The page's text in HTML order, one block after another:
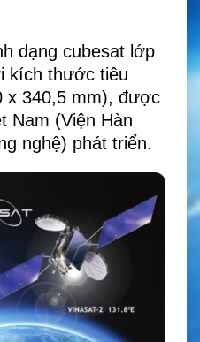
dạng cubesat lớp
kích thước tiêu
x 340,5 mm), được
Nam (Viện Hàn
nghệ) phát triển.